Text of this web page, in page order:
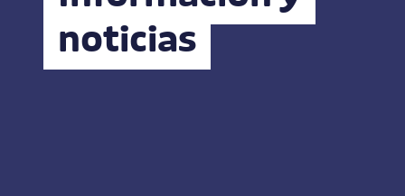
noticias